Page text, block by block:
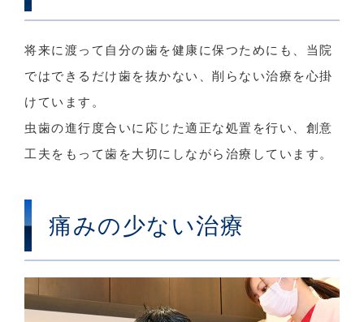
将来に渡って自分の歯を健康に保つためにも、当院
ではできるだけ歯を抜かない、削らない治療を心掛
けています。
虫歯の進行度合いに応じた適正な処置を行い、創意
工夫をもって歯を大切にしながら治療しています。
痛みの少ない治療